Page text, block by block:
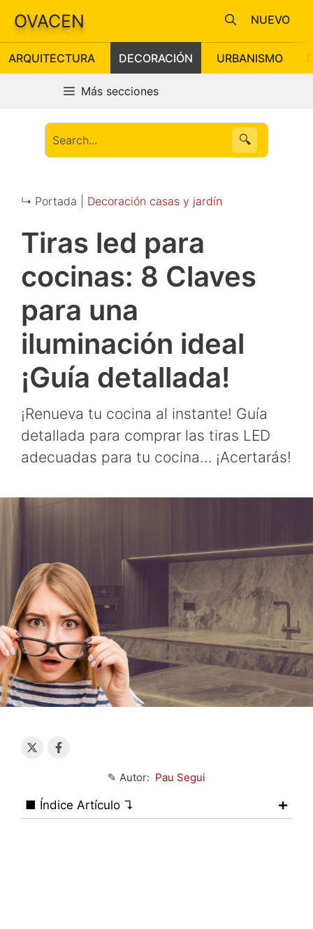
Saltar
contenido
OVACEN
ARQUITECTURA DECORACIÓN URBANISMO
NUEVO
Más secciones
🔍
↳ Portada | Decoración casas y jardín
Tiras led para
cocinas: 8 Claves
para una
iluminación ideal
¡Guía detallada!
¡Renueva tu cocina al instante! Guía
detallada para comprar las tiras LED
adecuadas para tu cocina… ¡Acertarás!
✎ Autor: Pau Segui
■ Índice Artículo ↴